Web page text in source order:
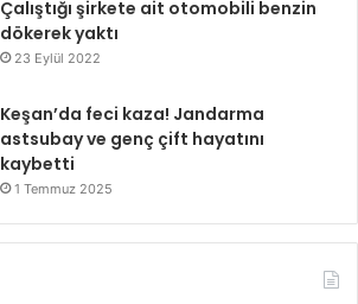
Çalıştığı şirkete ait otomobili benzin
dökerek yaktı
23 Eylül 2022
Keşan’da feci kaza! Jandarma
astsubay ve genç çift hayatını
kaybetti
1 Temmuz 2025